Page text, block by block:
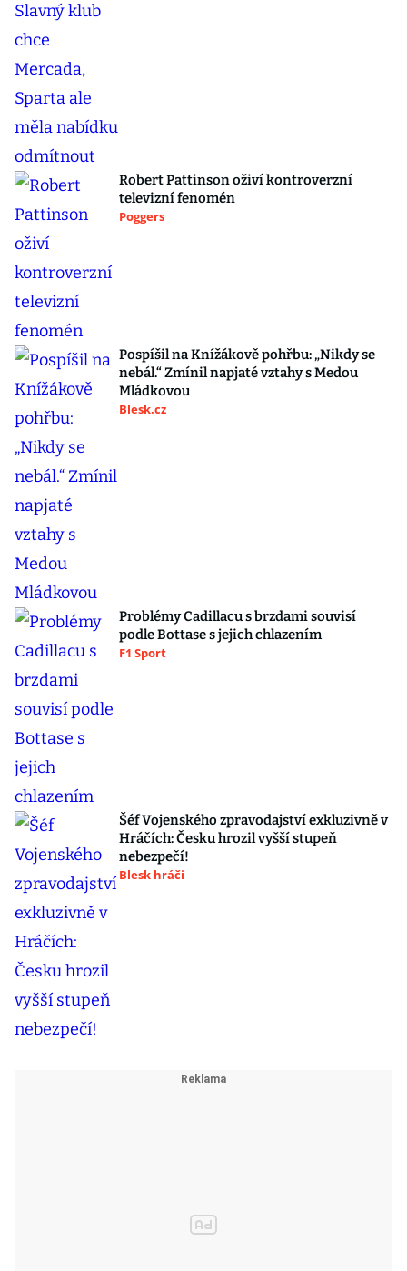
Robert Pattinson oživí kontroverzní
televizní fenomén
Poggers
Pospíšil na Knížákově pohřbu: „Nikdy se
nebál.“ Zmínil napjaté vztahy s Medou
Mládkovou
Blesk.cz
Problémy Cadillacu s brzdami souvisí
podle Bottase s jejich chlazením
F1 Sport
Šéf Vojenského zpravodajství exkluzivně v
Hráčích: Česku hrozil vyšší stupeň
nebezpečí!
Blesk hráči